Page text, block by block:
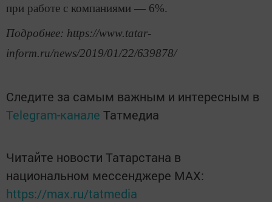
при работе с компаниями — 6%.
Подробнее: https://www.tatar-
inform.ru/news/2019/01/22/639878/
Следите за самым важным и интересным в
Telegram-канале Татмедиа
Читайте новости Татарстана в
национальном мессенджере MАХ:
https://max.ru/tatmedia